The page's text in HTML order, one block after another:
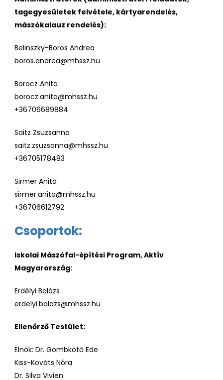
tagegyesületek felvétele, kártyarendelés,
mászókalauz rendelés):
Belinszky-Boros Andrea
boros.andrea@mhssz.hu
Böröcz Anita
borocz.anita@mhssz.hu
+36706689884
Saitz Zsuzsanna
saitz.zsuzsanna@mhssz.hu
+36705178483
Sirmer Anita
sirmer.anita@mhssz.hu
+36706612792
Csoportok:
Iskolai Mászófal-építési Program, Aktív
Magyarország:
Erdélyi Balázs
erdelyi.balazs@mhssz.hu
Ellenőrző Testület:
Elnök: Dr. Gombkötő Ede
Kiss-Kováts Nóra
Dr. Silva Vivien